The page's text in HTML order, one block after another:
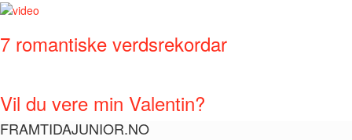
7 romantiske verdsrekordar
Vil du vere min Valentin?
FRAMTIDAJUNIOR.NO